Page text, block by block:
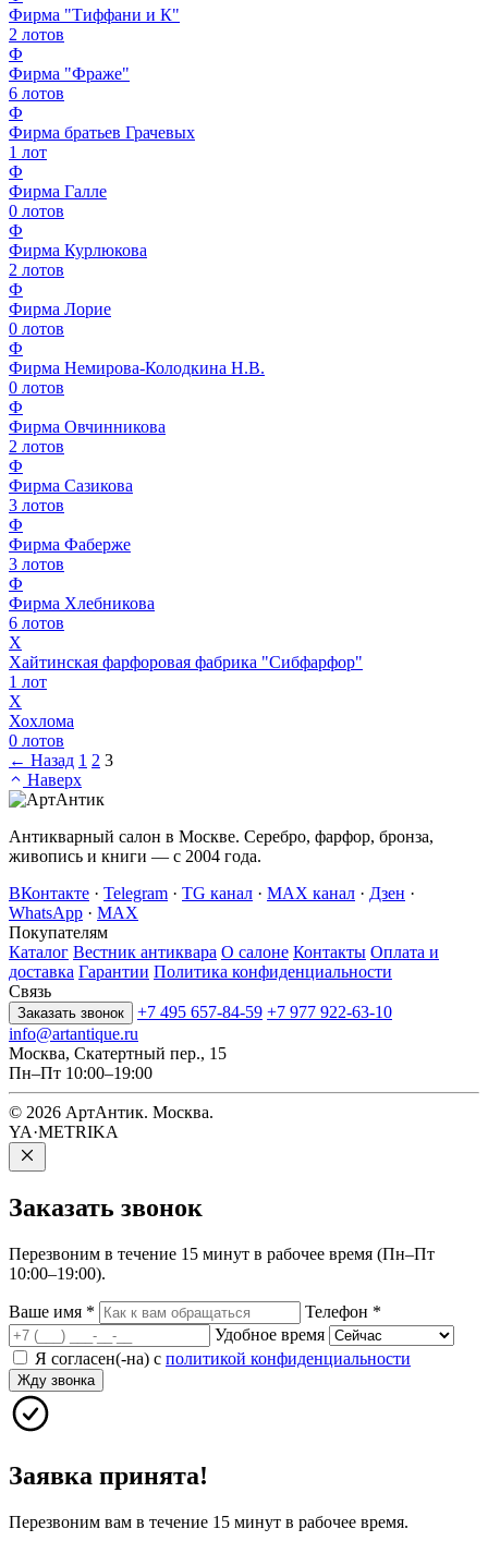
Фирма "Тиффани и К"
2 лотов
Ф
Фирма "Фраже"
6 лотов
Ф
Фирма братьев Грачевых
1 лот
Ф
Фирма Галле
0 лотов
Ф
Фирма Курлюкова
2 лотов
Ф
Фирма Лорие
0 лотов
Ф
Фирма Немирова-Колодкина Н.В.
0 лотов
Ф
Фирма Овчинникова
2 лотов
Ф
Фирма Сазикова
3 лотов
Ф
Фирма Фаберже
3 лотов
Ф
Фирма Хлебникова
6 лотов
Х
Хайтинская фарфоровая фабрика "Сибфарфор"
1 лот
Х
Хохлома
0 лотов
← Назад 1 2 3
Наверх
Антикварный салон в Москве. Серебро, фарфор, бронза,
живопись и книги — с 2004 года.
ВКонтакте · Telegram · TG канал · MAX канал · Дзен ·
WhatsApp · MAX
Покупателям
Каталог Вестник антиквара О салоне Контакты Оплата и
доставка Гарантии Политика конфиденциальности
Связь
Заказать звонок +7 495 657-84-59 +7 977 922-63-10
info@artantique.ru
Москва, Скатертный пер., 15
Пн–Пт 10:00–19:00
© 2026 АртАнтик. Москва.
YA·METRIKA
Заказать звонок
Перезвоним в течение 15 минут в рабочее время (Пн–Пт
10:00–19:00).
Ваше имя * Телефон *
Удобное время
Я согласен(-на) с политикой конфиденциальности
Жду звонка
Заявка принята!
Перезвоним вам в течение 15 минут в рабочее время.